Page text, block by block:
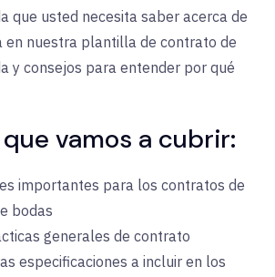
que usted necesita saber acerca de
en nuestra plantilla de contrato de
y consejos para entender por qué
vamos a cubrir:
importantes para los contratos de
bodas
generales de contrato
especificaciones a incluir en los